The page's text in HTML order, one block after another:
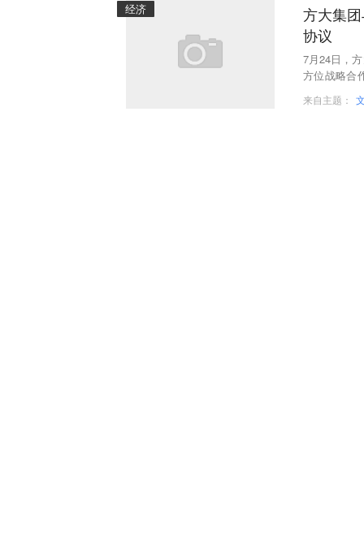
经济
方大集
协议
7月24日，
方位战略合
来自主题：